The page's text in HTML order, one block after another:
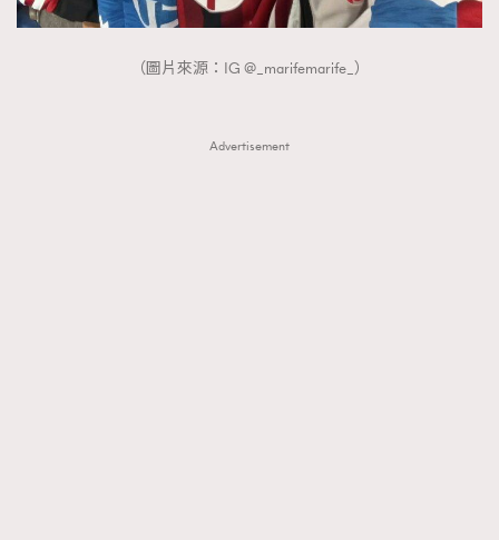
（圖片來源：IG @_marifemarife_）
Advertisement